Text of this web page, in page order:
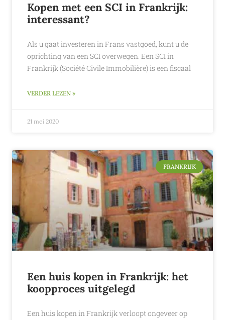
Kopen met een SCI in Frankrijk:
interessant?
Als u gaat investeren in Frans vastgoed, kunt u de
oprichting van een SCI overwegen. Een SCI in
Frankrijk (Société Civile Immobilière) is een fiscaal
VERDER LEZEN »
21 mei 2020
FRANKRIJK
Een huis kopen in Frankrijk: het
koopproces uitgelegd
Een huis kopen in Frankrijk verloopt ongeveer op